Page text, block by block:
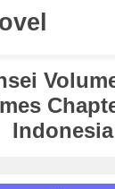
Indonesia